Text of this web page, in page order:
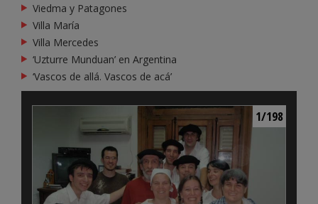
Viedma y Patagones
Villa María
Villa Mercedes
‘Uzturre Munduan’ en Argentina
‘Vascos de allá. Vascos de acá’
1/198